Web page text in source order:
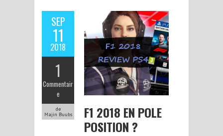
SEP
11
2018
1
Commentair
e
de
Majin Buubs
F1 2018 EN POLE
POSITION ?